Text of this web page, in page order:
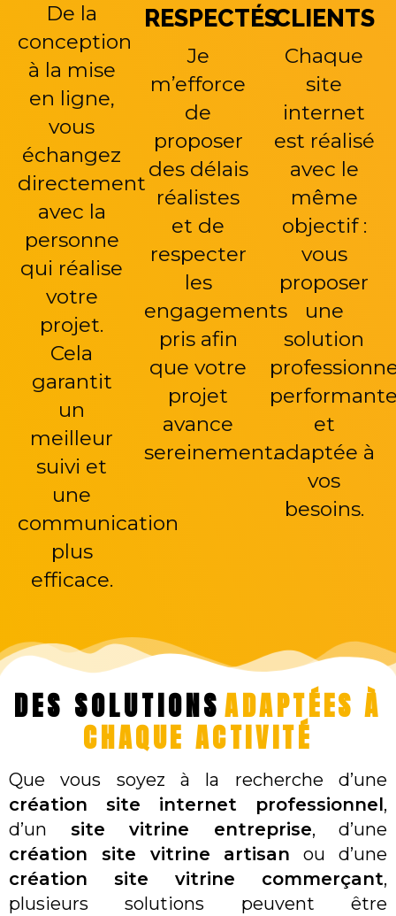
De la
conception
à la mise
en ligne,
vous
échangez
directement
avec la
personne
qui réalise
votre
projet.
Cela
garantit
un
meilleur
suivi et
une
communication
plus
efficace.
RESPECTÉS
Je
m’efforce
de
proposer
des délais
réalistes
et de
respecter
les
engagements
pris afin
que votre
projet
avance
sereinement.
CLIENTS
Chaque
site
internet
est réalisé
avec le
même
objectif :
vous
proposer
une
solution
et
adaptée à
vos
besoins.
DES SOLUTIONS ADAPTÉES À
CHAQUE ACTIVITÉ
Que vous soyez à la recherche d’une
création site internet professionnel ,
d’un site vitrine entreprise, d’une
création site vitrine artisan ou d’une
création site vitrine commerçant,
plusieurs solutions peuvent être